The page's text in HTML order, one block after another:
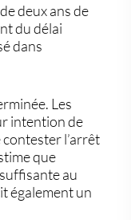
deux ans de
du délai
dans
Les
intention de
l’arrêt
que
au
également un